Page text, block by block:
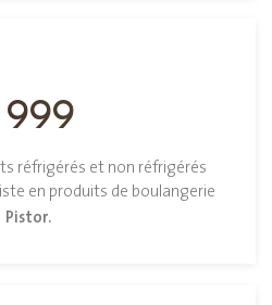
réfrigérés et non réfrigérés
en produits de boulangerie
Pistor.